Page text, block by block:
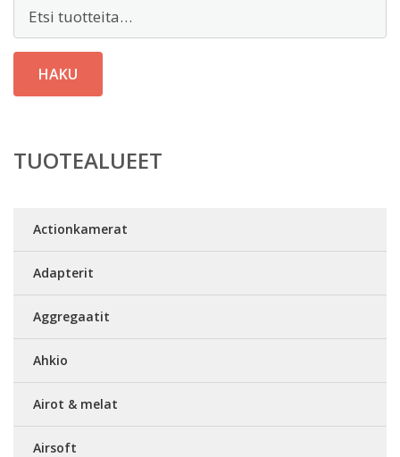
HAKU
TUOTEALUEET
Actionkamerat
Adapterit
Aggregaatit
Ahkio
Airot & melat
Airsoft